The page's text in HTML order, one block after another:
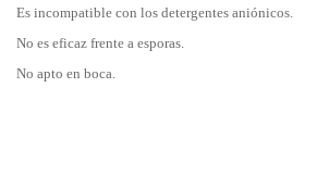
Es incompatible con los detergentes aniónicos.
No es eficaz frente a esporas.
No apto en boca.